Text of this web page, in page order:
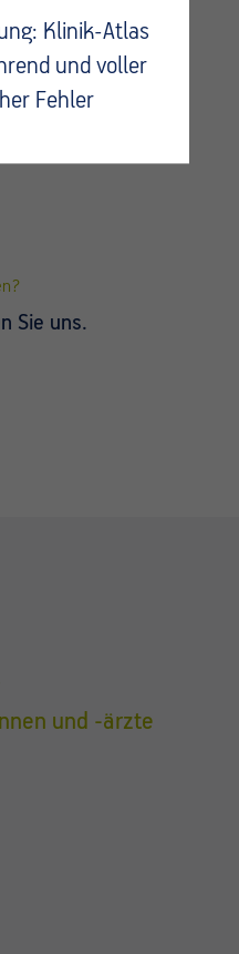
Sie uns.
und -ärzte
Klinik-Atlas
und voller
Fehler